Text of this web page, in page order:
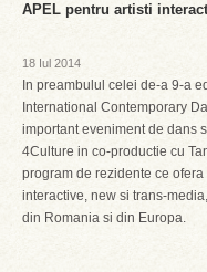
APEL pentru artisti
18 Iul 2014
In preambulul celei de-a 9-a
International Contemporary
important eveniment de dans
4Culture in co-productie cu
program de rezidente ce
interactive, new si trans-
din Romania si din Europa.